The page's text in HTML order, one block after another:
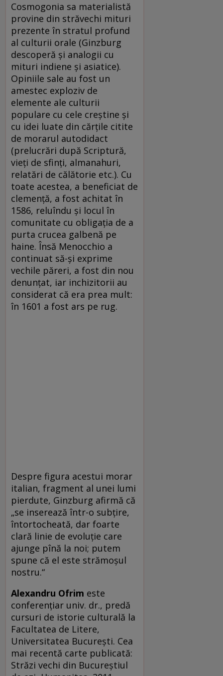
Cosmogonia sa materialistă
provine din străvechi mituri
prezente în stratul profund
al culturii orale (Ginzburg
descoperă și analogii cu
mituri indiene și asiatice).
Opiniile sale au fost un
amestec exploziv de
elemente ale culturii
populare cu cele creștine și
cu idei luate din cărțile citite
de morarul autodidact
(prelucrări după Scriptură,
vieți de sfinți, almanahuri,
relatări de călătorie etc.). Cu
toate acestea, a beneficiat de
clemență, a fost achitat în
1586, reluîndu și locul în
comunitate cu obligația de a
purta crucea galbenă pe
haine. Însă Menocchio a
continuat să-și exprime
vechile păreri, a fost din nou
denunțat, iar inchizitorii au
considerat că era prea mult:
în 1601 a fost ars pe rug.
Despre figura acestui morar
italian, fragment al unei lumi
pierdute, Ginzburg afirmă că
„se inserează într-o subțire,
întortocheată, dar foarte
clară linie de evoluție care
ajunge pînă la noi; putem
spune că el este strămoșul
nostru.“
Alexandru Ofrim este
conferențiar univ. dr., predă
cursuri de istorie culturală la
Facultatea de Litere,
Universitatea Bucureşti. Cea
mai recentă carte publicată:
Străzi vechi din Bucureştiul